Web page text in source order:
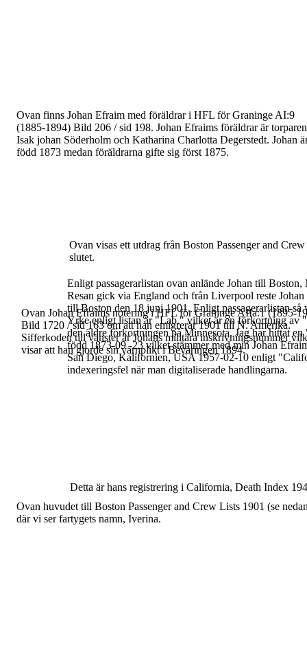
Ovan visas ett utdrag från Boston Passenger and
slutet.
Detta är hans registrering i California, Death Index
Enligt passagerarlistan ovan anlände Johan till
Resan gick via England och från Liverpool reste
till Boston den 18 juni 1901. Enligt passagerarlistan
Yrke enligt listan är "Lab."vilket är en förkortning av
den äldre förkortningen påMinnesota. Jag har hittat
född 1873-09 -23 vilket stämmer med minJohan
San Diego, Kalifornien, USA 1957-02-10 enligt
indexeringsfel när man digitaliserade handlingarna.
Ovan finns Johan Efraim med föräldrar i HFL förGraninge AI:9
(1885-1894) Bild 206 / sid 198. Johan Efraims föräldrar är torparen
Isak johan Söderholm och Katharina Charlotta Degerstedt. Johan
född 1873 medan föräldrarna gifte sig först 1875.
Ovan Johan Efraims notering i HFL för GraningeAIIa:1 (1895-
Bild 1720 / sid 163 om att han emigrerar 1901till N. Amerika.
Sifferkoden till vänster är Johans militärainskrivningsnummer
visar att han gjorde sinvärnplikt i Beväringen 1894.
Ovan huvudet till Boston Passenger and Crew Lists 1901 (se
där vi ser fartygets namn, Iverina.